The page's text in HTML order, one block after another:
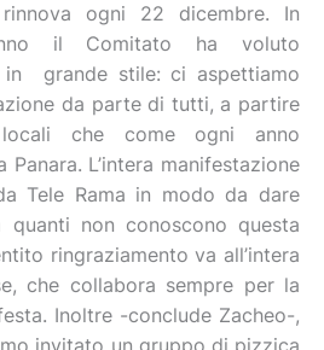
ogni 22 dicembre. In
il Comitato ha voluto
in grande stile: ci aspettiamo
da parte di tutti, a partire
locali che come ogni anno
L’intera manifestazione
Tele Rama in modo da dare
quanti non conoscono questa
ringraziamento va all’intera
che collabora sempre per la
Inoltre -conclude Zacheo-,